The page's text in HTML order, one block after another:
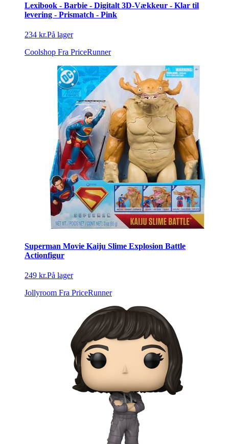
Lexibook - Barbie - Digitalt 3D-Vækkeur - Klar til
levering - Prismatch - Pink
234 kr.På lager
Coolshop Fra PriceRunner
Superman Movie Kaiju Slime Explosion Battle
Actionfigur
249 kr.På lager
Jollyroom Fra PriceRunner